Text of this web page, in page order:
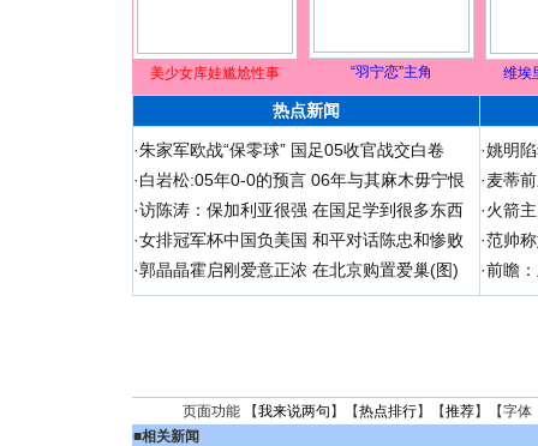
美少女库娃尴尬性事 “羽宁恋”主角 维埃
热点新闻
·朱家军欧战“保零球” 国足05收官战交白卷
·白岩松:05年0-0的预言 06年与其麻木毋宁恨
·访陈涛：保加利亚很强 在国足学到很多东西
·女排冠军杯中国负美国 和平对话陈忠和惨败
·郭晶晶霍启刚爱意正浓 在北京购置爱巢(图)
·姚明
·麦蒂
·火箭
·范帅
·前瞻
页面功能 【我来说两句 】【热点排行】【推荐】【字体
■相关新闻